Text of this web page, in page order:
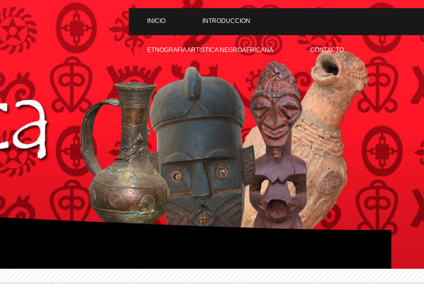
INICIO INTRODUCCION
ETNOGRAFIA ARTISTICA NEGROAFRICANA CONTACTO